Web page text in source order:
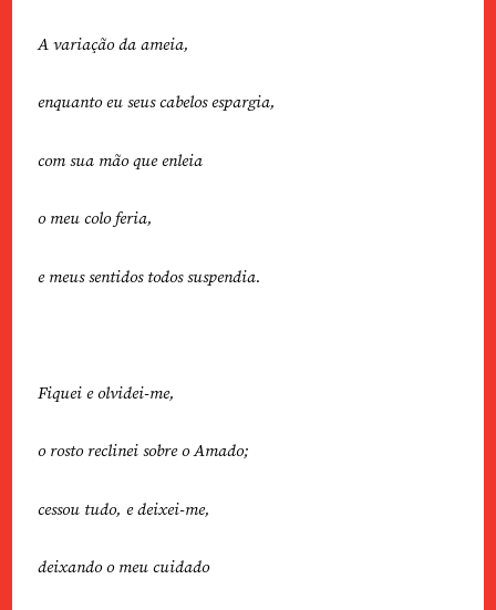
A variação da ameia,
enquanto eu seus cabelos espargia,
com sua mão que enleia
o meu colo feria,
e meus sentidos todos suspendia.
Fiquei e olvidei-me,
o rosto reclinei sobre o Amado;
cessou tudo, e deixei-me,
deixando o meu cuidado